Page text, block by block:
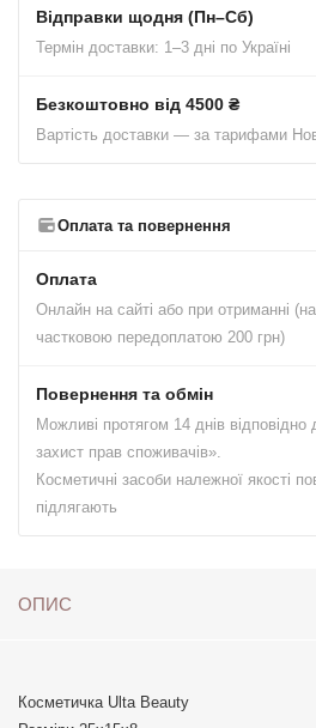
Відправки щодня (Пн–Сб)
Термін доставки: 1–3 дні по Україні
Безкоштовно від 4500 ₴
Вартість доставки — за тарифами
Оплата та повернення
Оплата
Онлайн на сайті або при отриманні
частковою передоплатою 200 грн)
Повернення та обмін
Можливі протягом 14 днів
захист прав споживачів».
Косметичні засоби належної якості
підлягають
ОПИС
Косметичка Ulta Beauty